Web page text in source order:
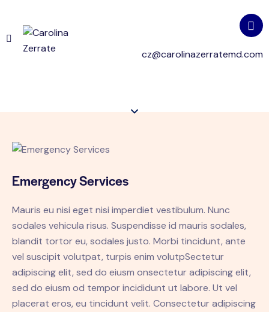
cz@carolinazerratemd.com
Emergency Services
Mauris eu nisi eget nisi imperdiet vestibulum. Nunc
sodales vehicula risus. Suspendisse id mauris sodales,
blandit tortor eu, sodales justo. Morbi tincidunt, ante
vel suscipit volutpat, turpis enim volutpSectetur
adipiscing elit, sed do eiusm onsectetur adipiscing elit,
sed do eiusm od tempor incididunt ut labore. Ut vel
placerat eros, eu tincidunt velit. Consectetur adipiscing